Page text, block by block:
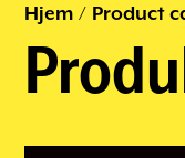
Hjem / Product